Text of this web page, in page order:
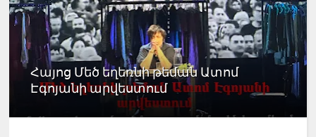
Հայոց Մեծ եղեռնի թեման Ատոմ
Էգոյանի արվեստում